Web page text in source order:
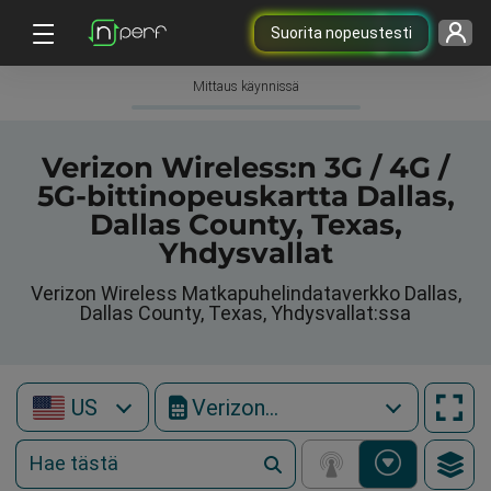
Suorita nopeustesti
Mittaus käynnissä
Verizon Wireless:n 3G / 4G /
5G-bittinopeuskartta Dallas,
Dallas County, Texas,
Yhdysvallat
Verizon Wireless Matkapuhelindataverkko Dallas,
Dallas County, Texas, Yhdysvallat:ssa
US Verizon Wireless